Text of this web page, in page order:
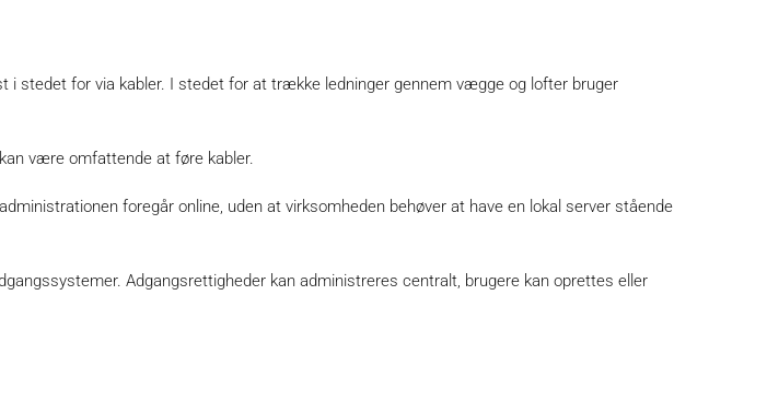
i stedet for via kabler. I stedet for at trække ledninger gennem vægge og lofter bruger
være omfattende at føre kabler.
foregår online, uden at virksomheden behøver at have en lokal server stående
Adgangsrettigheder kan administreres centralt, brugere kan oprettes eller